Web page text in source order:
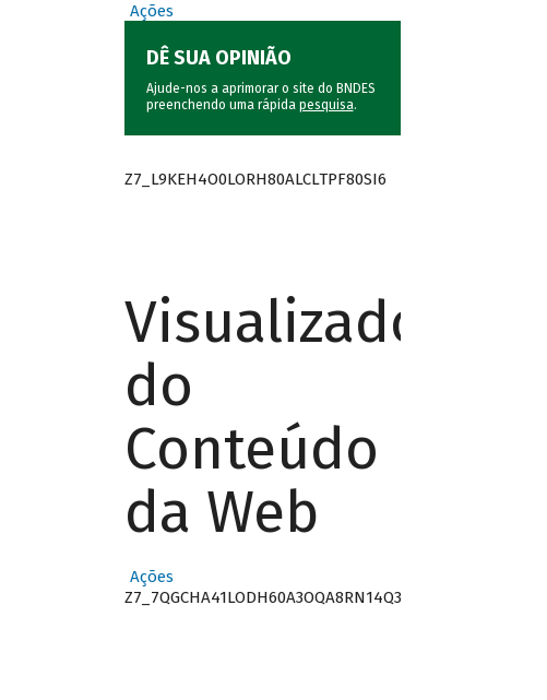
Ações
DÊ SUA OPINIÃO
Ajude-nos a aprimorar o site do BNDES
preenchendo uma rápida pesquisa.
Z7_L9KEH4O0LORH80ALCLTPF80SI6
Visualizador
do
Conteúdo
da Web
Ações
Z7_7QGCHA41LODH60A3OQA8RN14Q3